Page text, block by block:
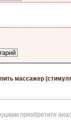
массажер
приобретите